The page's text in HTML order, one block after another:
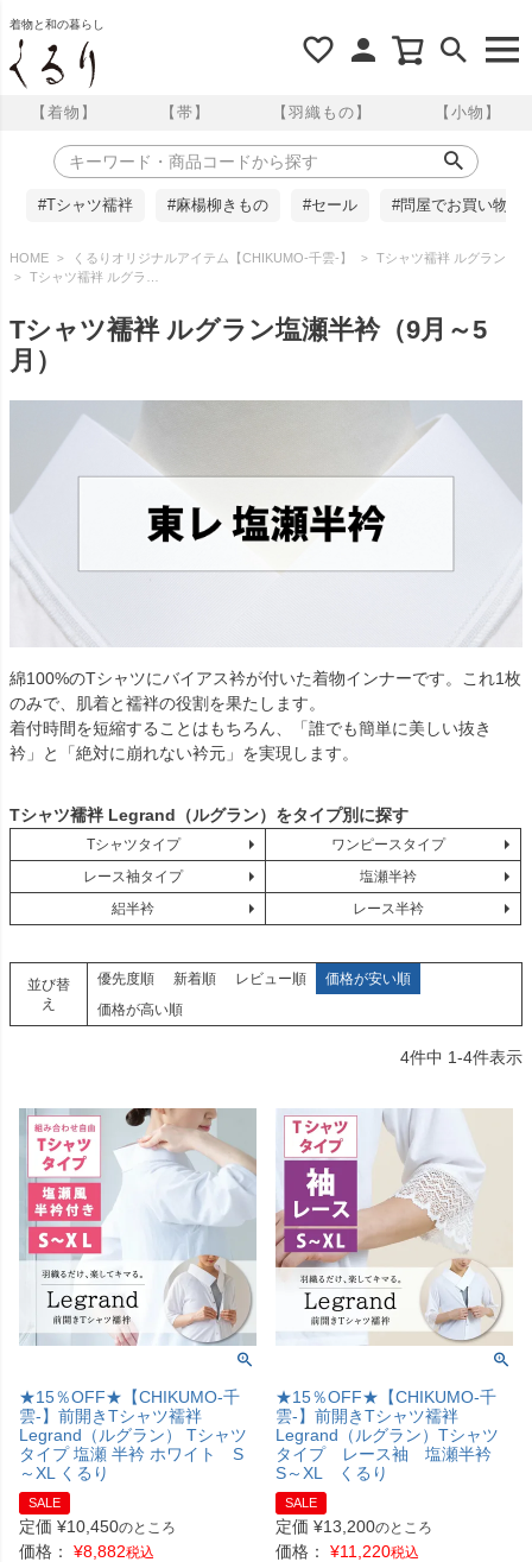
着物と和の暮らし
【着物】 【帯】 【羽織もの】 【小物】
#Tシャツ襦袢 #麻楊柳きもの #セール #問屋でお買い物
HOME くるりオリジナルアイテム【CHIKUMO-千雲-】
Tシャツ襦袢 ルグラン
Tシャツ襦袢 ルグラン塩瀬半衿（9月～5月）
Tシャツ襦袢 ルグラン塩瀬半衿（9月～5
月）
綿100%のTシャツにバイアス衿が付いた着物インナーです。これ1枚
のみで、肌着と襦袢の役割を果たします。
着付時間を短縮することはもちろん、「誰でも簡単に美しい抜き
衿」と「絶対に崩れない衿元」を実現します。
Tシャツ襦袢 Legrand（ルグラン）をタイプ別に探す
Tシャツタイプ
ワンピースタイプ
レース袖タイプ
塩瀬半衿
絽半衿
レース半衿
並び替
え
優先度順 新着順 レビュー順
価格が安い順
価格が高い順
4件中 1-4件表示
★15％OFF★【CHIKUMO-千
雲-】前開きTシャツ襦袢
Legrand（ルグラン） Tシャツ
タイプ 塩瀬 半衿 ホワイト S
～XL くるり
SALE
定価 ¥10,450のところ
価格： ¥8,882税込
★15％OFF★【CHIKUMO-千
雲-】前開きTシャツ襦袢
Legrand（ルグラン）Tシャツ
タイプ レース袖 塩瀬半衿
S～XL くるり
SALE
定価 ¥13,200のところ
価格： ¥11,220税込